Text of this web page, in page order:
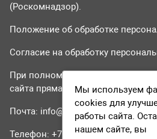
(Роскомнадзор).
Положение об обработке
Согласие на обработку
При полном или частичном
сайта прямая гиперссылка на
Почта: info@tvr24.tv
Телефон: +7 (496) 551-04-95
Мы используем
cookies для
работы сайта.
нашем сайте, вы